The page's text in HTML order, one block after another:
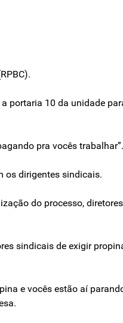
portaria 10 da unidade
pra vocês trabalhar”.
os dirigentes sindicais.
do processo,
sindicais de exigir
e vocês estão aí